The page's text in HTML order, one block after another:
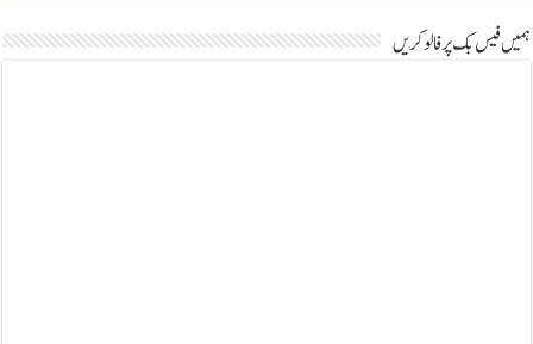
ہمیں فیس بک پر فالو کریں